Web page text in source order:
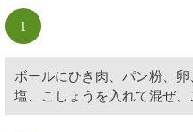
1
ボールにひき肉、パン粉、卵
塩、こしょうを入れて混ぜ、